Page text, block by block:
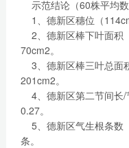
示范结论（60株平均数
1、德新区穗位（
2、德新区棒下叶面积
70cm2。
3、德新区棒三叶总面
201cm2。
4、德新区第二节间长/
0.27。
5、德新区气生根条数
条。